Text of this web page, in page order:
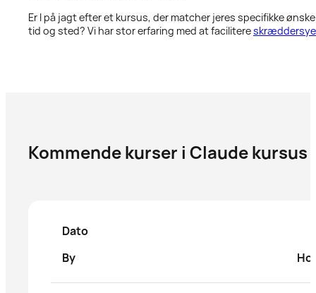
Er I på jagt efter et kursus, der matcher jeres specifikke
tid og sted? Vi har stor erfaring med at facilitere
Kommende kurser i Claude kursus
Dato
By